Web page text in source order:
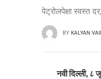
पेट्रोलपेक्षा स्वस्त
BY KALYAN
नवी दिल्ली, ८